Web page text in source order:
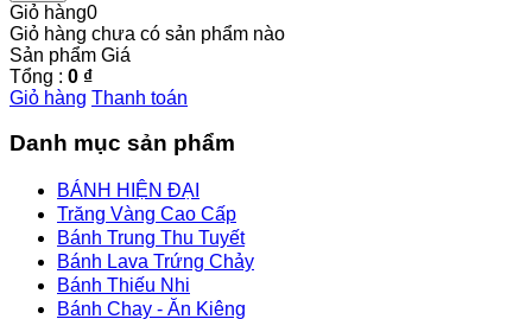
Giỏ hàng0
Giỏ hàng chưa có sản phẩm nào
Sản phẩm Giá
Tổng : 0 ₫
Giỏ hàng Thanh toán
Danh mục sản phẩm
BÁNH HIỆN ĐẠI
Trăng Vàng Cao Cấp
Bánh Trung Thu Tuyết
Bánh Lava Trứng Chảy
Bánh Thiếu Nhi
Bánh Chay - Ăn Kiêng